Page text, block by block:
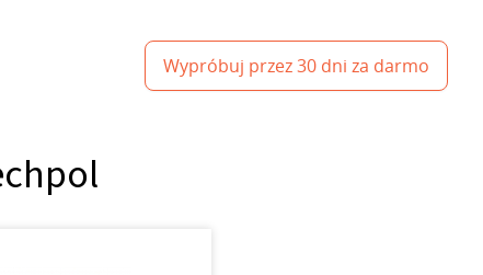
Wypróbuj przez 30 dni za darmo